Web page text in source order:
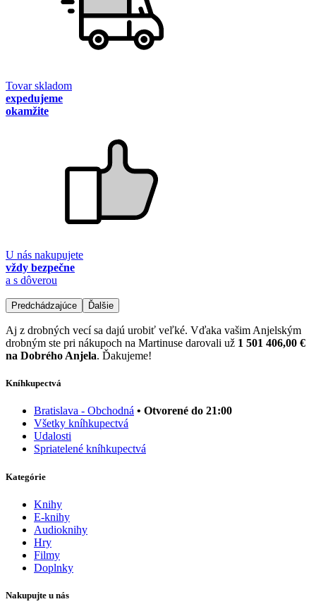
Tovar skladom
expedujeme
okamžite
U nás nakupujete
vždy bezpečne
a s dôverou
Predchádzajúce Ďalšie
Aj z drobných vecí sa dajú urobiť veľké. Vďaka vašim Anjelským
drobným ste pri nákupoch na Martinuse darovali už 1 501 406,00 €
na Dobrého Anjela. Ďakujeme!
Kníhkupectvá
Bratislava - Obchodná • Otvorené do 21:00
Všetky kníhkupectvá
Udalosti
Spriatelené kníhkupectvá
Kategórie
Knihy
E-knihy
Audioknihy
Hry
Filmy
Doplnky
Nakupujte u nás